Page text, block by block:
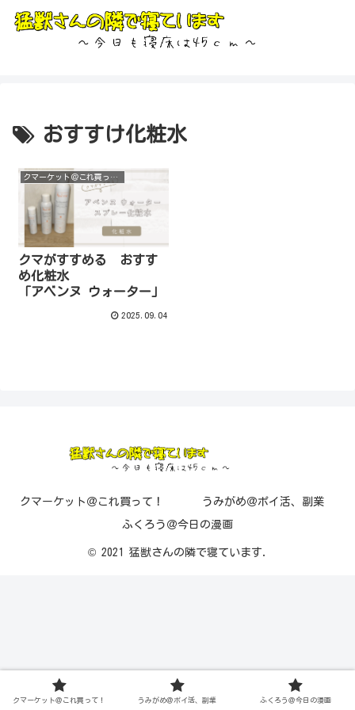
おすすけ化粧水
クマーケット＠これ買って！
クマがすすめる おすす
め化粧水
「アベンヌ ウォーター」
2025.09.04
クマーケット＠これ買って！ うみがめ＠ポイ活、副業
ふくろう＠今日の漫画
© 2021 猛獣さんの隣で寝ています.
クマーケット＠これ買って！ うみがめ＠ポイ活、副業 ふくろう＠今日の漫画